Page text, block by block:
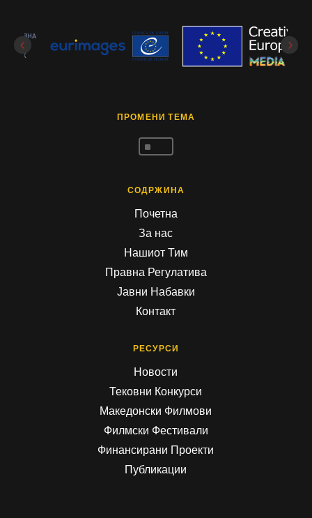
ПРОМЕНИ ТЕМА
^
СОДРЖИНА
Почетна
За нас
Нашиот Тим
Правна Регулатива
Јавни Набавки
Контакт
РЕСУРСИ
Новости
Тековни Конкурси
Македонски Филмови
Филмски Фестивали
Финансирани Проекти
Публикации